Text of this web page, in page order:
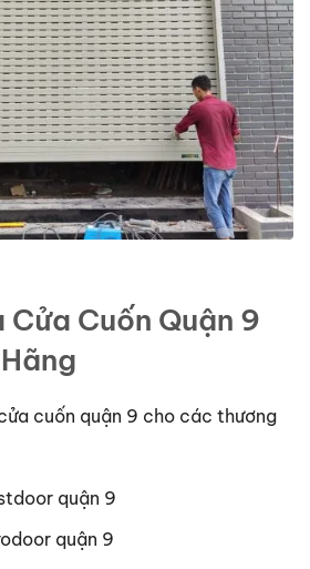
Cửa Cuốn Quận 9
cuốn quận 9 cho các thương
quận 9
quận 9